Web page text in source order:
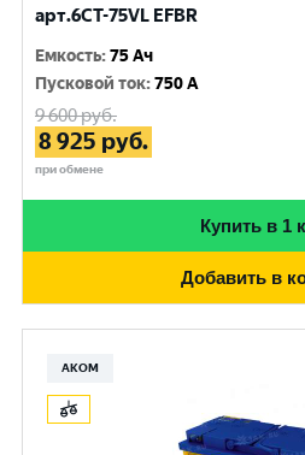
арт.6СТ-75VL EFBR
Емкость:75 Ач
Пусковой ток:750 A
9 600руб.
8 925 руб.
при обмене
Купить в 1
Добавить в
АКОМ